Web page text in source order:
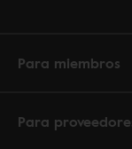
Para miembros
Para